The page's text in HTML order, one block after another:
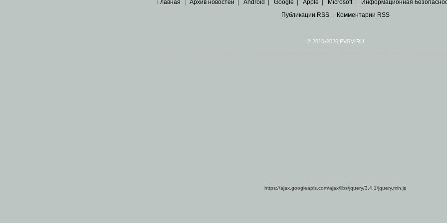
Главная Архив новостей Android Google Apple Microsoft| Информационная
Публикации RSS| Комментарии RSS
© 2010-2026 PVSM.RU
https://ajax.googleapis.com/ajax/libs/jquery/3.4.1/jquery.min.js